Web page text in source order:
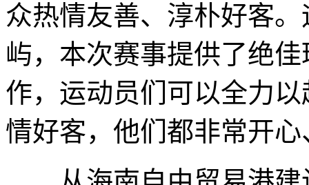
众热情友善、淳朴好客
屿，本次赛事提供了绝
作，运动员们可以全力
情好客，他们都非常开